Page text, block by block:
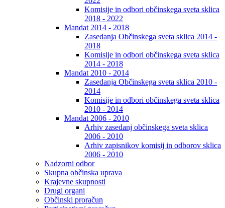
Komisije in odbori občinskega sveta sklica
2018 - 2022
Mandat 2014 - 2018
Zasedanja Občinskega sveta sklica 2014 -
2018
Komisije in odbori občinskega sveta sklica
2014 - 2018
Mandat 2010 - 2014
Zasedanja Občinskega sveta sklica 2010 -
2014
Komisije in odbori občinskega sveta sklica
2010 - 2014
Mandat 2006 - 2010
Arhiv zasedanj občinskega sveta sklica
2006 - 2010
Arhiv zapisnikov komisij in odborov sklica
2006 - 2010
Nadzorni odbor
Skupna občinska uprava
Krajevne skupnosti
Drugi organi
Občinski proračun